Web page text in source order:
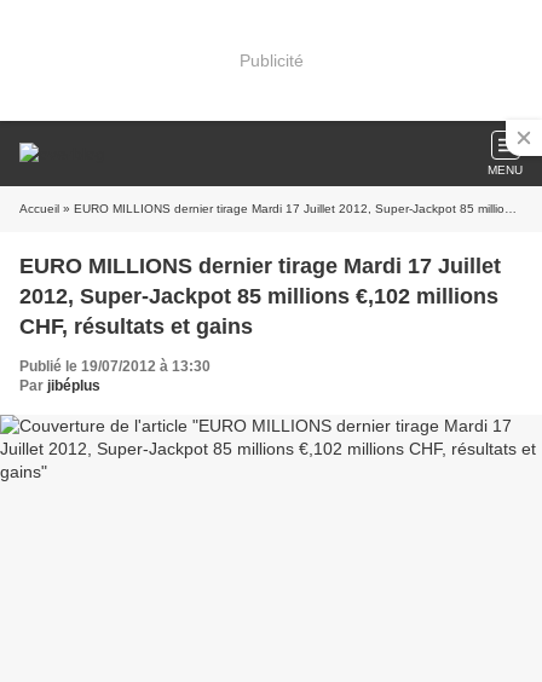
Publicité
MENU
Accueil » EURO MILLIONS dernier tirage Mardi 17 Juillet 2012, Super-Jackpot 85 millions €,102 millions CHF, résultats et gains
EURO MILLIONS dernier tirage Mardi 17 Juillet
2012, Super-Jackpot 85 millions €,102 millions
CHF, résultats et gains
Publié le 19/07/2012 à 13:30
Par jibéplus